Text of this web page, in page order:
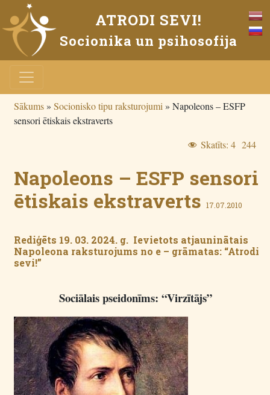
ATRODI SEVI!
Socionika un psihosofija
Sākums» Socionisko tipu raksturojumi » Napoleons – ESFP
sensori ētiskais ekstraverts
Skatīts: 4 244
Napoleons – ESFP sensori
ētiskais ekstraverts 17.07.2010
Rediģēts 19. 03. 2024. g. Ievietots atjauninātais
Napoleona raksturojums no e – grāmatas: “Atrodi
sevi!”
Sociālais pseidonīms: “Virzītājs”